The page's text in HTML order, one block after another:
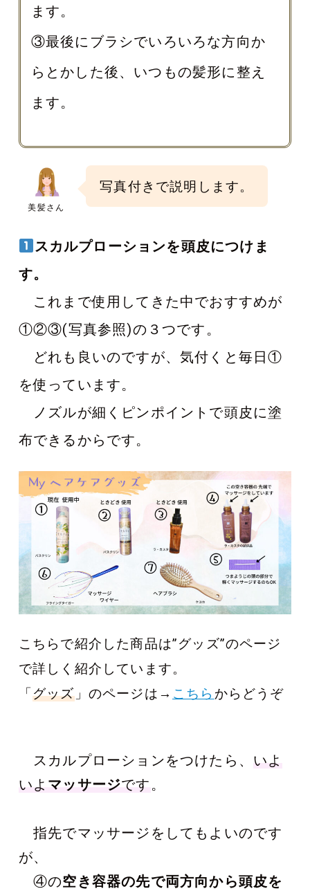
ます。
③最後にブラシでいろいろな方向か
らとかした後、いつもの髪形に整え
ます。
美髪さん
写真付きで説明します。
スカルプローションを頭皮につけま
す。
これまで使用してきた中でおすすめが
①②③(写真参照)の３つです。
どれも良いのですが、気付くと毎日①
を使っています。
ノズルが細くピンポイントで頭皮に塗
布できるからです。
こちらで紹介した商品は”グッズ”のページ
で詳しく紹介しています。
「グッズ」のページは→ こちら からどうぞ
スカルプローションをつけたら、 いよ
いよ マッサージです 。
指先でマッサージをしてもよいのです
が、
④の空き容器の先で両方向から頭皮を